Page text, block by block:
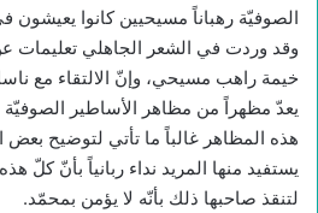
الصوفيّة رهباناً مسيحيين كانوا يعيشون
وقد وردت في الشعر الجاهلي تعليمات
خيمة راهب مسيحي، وإنّ الالتقاء مع
يعدّ مظهراً من مظاهر الأساطير
هذه المظاهر غالباً ما تأتي لتوضيح بعض
يستفيد منها المريد نداء ربانياً بأنّ كلّ
لتنقذ صاحبها ذلك بأنّه لا يؤمن بمحمّد.